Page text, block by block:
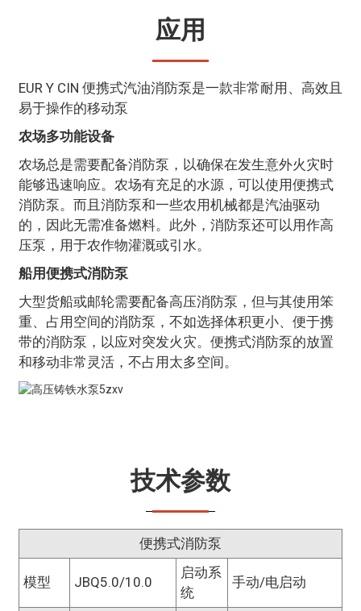
应用
EUR Y CIN 便携式汽油消防泵是一款非常耐用、高效且
易于操作的移动泵
农场多功能设备
农场总是需要配备消防泵，以确保在发生意外火灾时
能够迅速响应。农场有充足的水源，可以使用便携式
消防泵。而且消防泵和一些农用机械都是汽油驱动
的，因此无需准备燃料。此外，消防泵还可以用作高
压泵，用于农作物灌溉或引水。
船用便携式消防泵
大型货船或邮轮需要配备高压消防泵，但与其使用笨
重、占用空间的消防泵，不如选择体积更小、便于携
带的消防泵，以应对突发火灾。便携式消防泵的放置
和移动非常灵活，不占用太多空间。
技术参数
便携式消防泵
模型 JBQ5.0/10.0
启动系
统
手动/电启动